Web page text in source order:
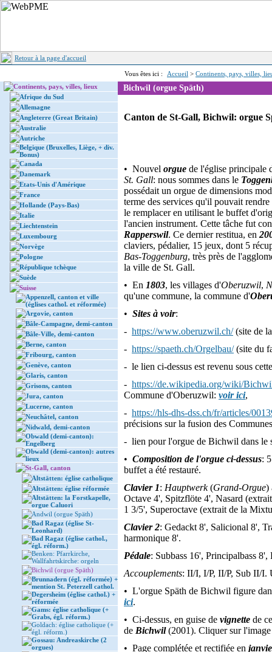
Retour à la page d'accueil
Vous êtes ici : Accueil > Continents, pays, villes,
Continents, pays, villes, lieux
Afrique du Sud
Allemagne
Angleterre (Great Britain)
Australie
Autriche
Belgique (Bruxelles, Liège, + div.
Bonus)
Canada
Danemark
Etats-Unis d'Amérique
France
Hollande (Pays-Bas)
Italie
Liechtenstein
Luxembourg
Norvège
Pologne
République tchèque
Suède
Suisse
Appenzell, canton et ville
(églises cathol. et réformée)
Argovie, canton
Bâle-Campagne, demi-canton
Bâle-Ville, demi-canton
Berne, canton
Fribourg, canton
Genève, canton
Glaris, canton
Grisons, canton
Jura, canton
Lucerne, canton
Neuchâtel, canton
Nidwald, demi-canton
Obwald (demi-canton):
Engelberg
Obwald (demi-canton): autres
lieux
St-Gall, canton
Altstätten: église catholique
Altstätten: église réformée
Altstätten: la Forstkapelle,
orgue Caluori
Andwil (orgue Späth)
Bad Ragaz (église St-
Leonhard)
Bad Ragaz (église cathol.,
égl. réform.)
Benken: Pfarrkirche,
Wallfahrtskirche: orgeln
Bichwil (orgue Späth)
Brunnadern (égl. réformée) +
mention St. Peterzell cathol.
Degersheim (église cathol.) +
réformée
Gams: église catholique (+
Grabs, égl. réform.)
Goldach: église catholique (+
égl. réform.)
Gossau: Andreaskirche (2
orgues)
Bichwil (orgue Späth)
Canton de St-Gall, Bichwil: orgue
• Nouvel orgue de l'église principale
St. Gall: nous sommes dans le
possédait un orgue de dimensions
terme des services qu'il pouvait
le remplacer en utilisant le buffet
l'ancien instrument. Cette tâche fut
Rapperswil. Ce dernier restitua, en
claviers, pédalier, 15 jeux, dont 5
Bas-Toggenburg, très près de
la ville de St. Gall.
• En 1803, les villages d'Oberuzwil,
qu'une commune, la commune d'
• Sites à voir:
- https://www.oberuzwil.ch/(site de
- https://spaeth.ch/Orgelbau/(site du
- le lien ci-dessus est revenu sous
- https://de.wikipedia.org/wiki/
Commune d'Oberuzwil: voir ici,
- https://hls-dhs-dss.ch/fr/articles/
précisions sur la fusion des
- lien pour l'orgue de Bichwil dans le
• Composition de l'orgue ci-dessus:
buffet a été restauré.
Clavier 1: Hauptwerk(Grand-Orgue)
Octave 4', Spitzflöte 4', Nasard
1 3/5', Superoctave (extrait de la
Clavier 2: Gedackt 8', Salicional 8',
harmonique 8'.
Pédale: Subbass 16', Principalbass
Accouplements: II/I, I/P, II/P, Sub II/I.
• L'orgue Späth de Bichwil figure
ici.
• Ci-dessus, en guise de vignette de
de Bichwil(2001). Cliquer sur
• Page complétée et rectifiée en